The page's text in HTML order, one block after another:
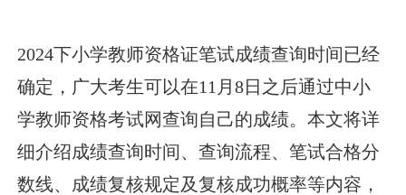
2024下小学教师资格证笔试成绩查询时间已经
确定，广大考生可以在11月8日之后通过中小
学教师资格考试网查询自己的成绩。本文将详
细介绍成绩查询时间、查询流程、笔试合格分
数线、成绩复核规定及复核成功概率等内容，